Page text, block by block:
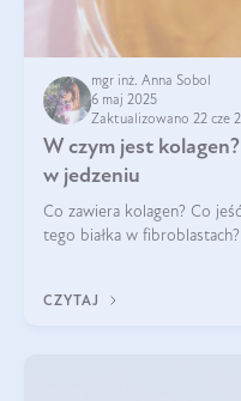
mgr inż. Anna Sobol
6 maj 2025
Zaktualizowano 22 cze
W czym jest
w jedzeniu
Co zawiera kolagen? Co
tego białka w
CZYTAJ